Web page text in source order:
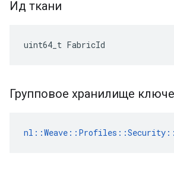
Ид ткани
uint64_t FabricId
Групповое хранилище